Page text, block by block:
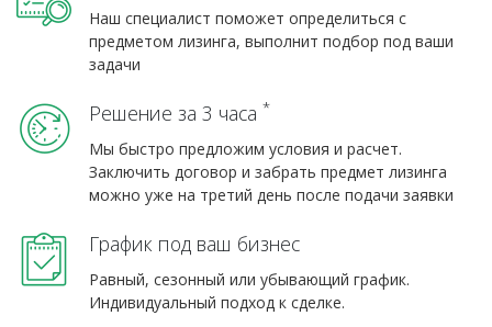
Наш специалист поможет определиться с
предметом лизинга, выполнит подбор под ваши
задачи
Решение за 3 часа *
Мы быстро предложим условия и расчет.
Заключить договор и забрать предмет лизинга
можно уже на третий день после подачи заявки
График под ваш бизнес
Равный, сезонный или убывающий график.
Индивидуальный подход к сделке.